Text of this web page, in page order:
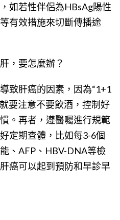
如若性伴侶為HBsAg陽性
有效措施來切斷傳播途
，要怎麼辦？
致肝癌的因素，因為“1+1
要注意不要飲酒，控制好
。再者，遵醫囑進行規範
定期查體，比如每3-6個
、AFP、HBV-DNA等檢
癌可以起到預防和早診早